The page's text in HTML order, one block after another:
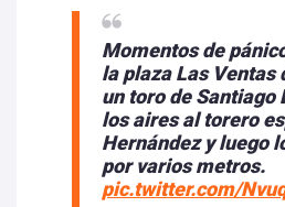
Momentos de
la plaza Las Ventas
un toro de Santiago
los aires al torero
Hernández y luego
por varios metros.
pic.twitter.com/